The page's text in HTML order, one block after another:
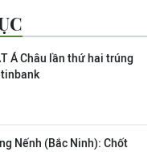
Á Châu lần thứ hai trúng
Nếnh (Bắc Ninh): Chốt